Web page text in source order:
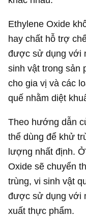
Ethylene Oxide
hay chất hỗ trợ
được sử dụng với
sinh vật trong sản
cho gia vị và các
quế nhằm diệt
Theo hướng dẫn
thể dùng để khử
lượng nhất định.
Oxide sẽ chuyển
trùng, vi sinh vật
được sử dụng với
xuất thực phẩm.